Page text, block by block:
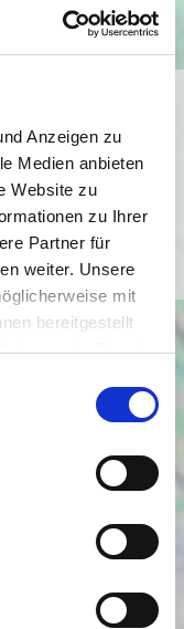
Anzeigen zu
Medien anbieten
Website zu
zu Ihrer
Partner für
weiter. Unsere
mit
bereitgestellt
der Dienste
von Google
die
Google
privacy).